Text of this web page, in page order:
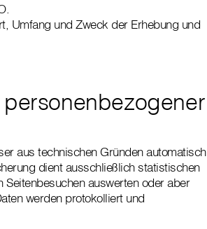
Umfang und Zweck der Erhebung und
aus technischen Gründen automatisch
dient ausschließlich statistischen
auswerten oder aber
werden protokolliert und